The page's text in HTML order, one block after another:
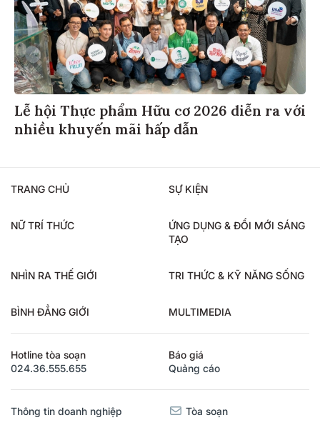
Lễ hội Thực phẩm Hữu cơ 2026 diễn ra với
nhiều khuyến mãi hấp dẫn
TRANG CHỦ SỰ KIỆN
NỮ TRÍ THỨC
ỨNG DỤNG & ĐỔI MỚI SÁNG
TẠO
NHÌN RA THẾ GIỚI TRI THỨC & KỸ NĂNG SỐNG
BÌNH ĐẲNG GIỚI MULTIMEDIA
Hotline tòa soạn
024.36.555.655
Báo giá
Quảng cáo
Thông tin doanh nghiệp Tòa soạn